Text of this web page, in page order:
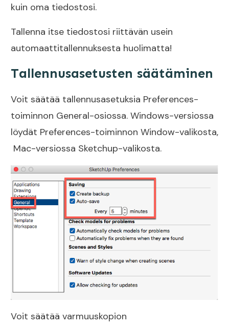
kuin oma tiedostosi.
Tallenna itse tiedostosi riittävän usein
automaattitallennuksesta huolimatta!
Tallennusasetusten säätäminen
Voit säätää tallennusasetuksia Preferences-
toiminnon General-osiossa. Windows-versiossa
löydät Preferences-toiminnon Window-valikosta,
Mac-versiossa Sketchup-valikosta.
Voit säätää varmuuskopion